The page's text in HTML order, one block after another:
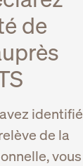
de
identifié
de la
vous